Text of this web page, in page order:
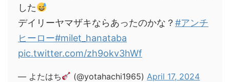
した
デイリーヤマザキならあったのかな？ #アンチ
ヒーロー#milet_hanataba
pic.twitter.com/zh9okv3hWf
— よたはち (@yotahachi1965) April 17, 2024